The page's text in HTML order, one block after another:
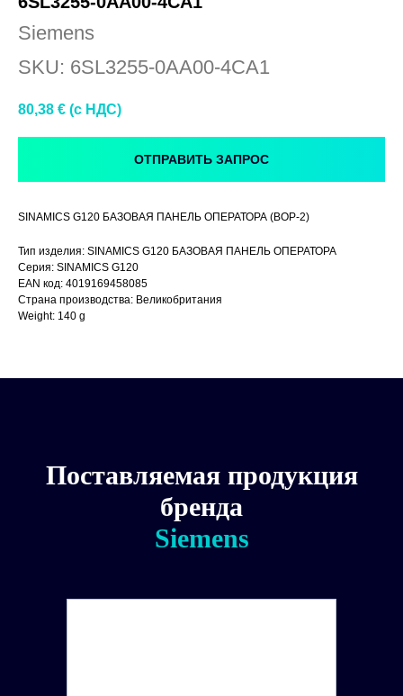
Siemens
SKU: 6SL3255-0AA00-4CA1
80,38 € (c НДС)
ОТПРАВИТЬ ЗАПРОС
SINAMICS G120 БАЗОВАЯ ПАНЕЛЬ ОПЕРАТОРА (BOP-2)
Тип изделия: SINAMICS G120 БАЗОВАЯ ПАНЕЛЬ ОПЕРАТОРА
Серия: SINAMICS G120
EAN код: 4019169458085
Страна производства: Великобритания
Weight: 140 g
Поставляемая продукция
бренда
Siemens